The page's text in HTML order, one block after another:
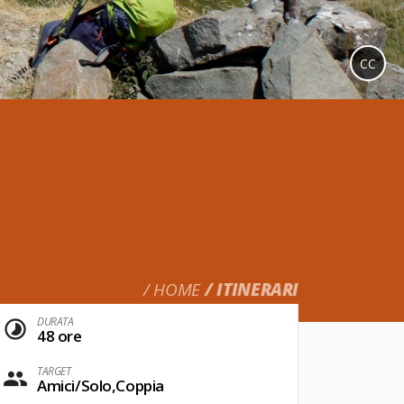
HOME ITINERARI
CC
DURATA
48 ore
TARGET
Amici/Solo,Coppia